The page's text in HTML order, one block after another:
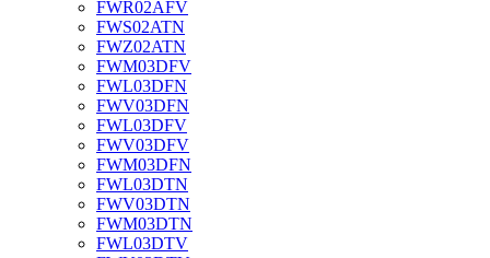
FWR02AFV
FWS02ATN
FWZ02ATN
FWM03DFV
FWL03DFN
FWV03DFN
FWL03DFV
FWV03DFV
FWM03DFN
FWL03DTN
FWV03DTN
FWM03DTN
FWL03DTV